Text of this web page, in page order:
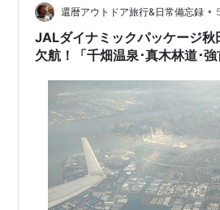
で ゴーアラウンド急上昇です。 も
レンジしてダ…
還暦アウトドア旅行&日常備忘録 •
JALダイナミックパッケージ秋
欠航！「千畑温泉･真木林道･強